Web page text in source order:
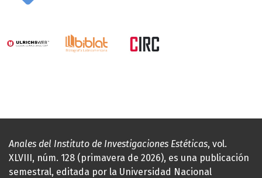
Anales del Instituto de Investigaciones Estéticas, vol.
XLVIII, núm. 128 (primavera de 2026), es una publicación
semestral, editada por la Universidad Nacional